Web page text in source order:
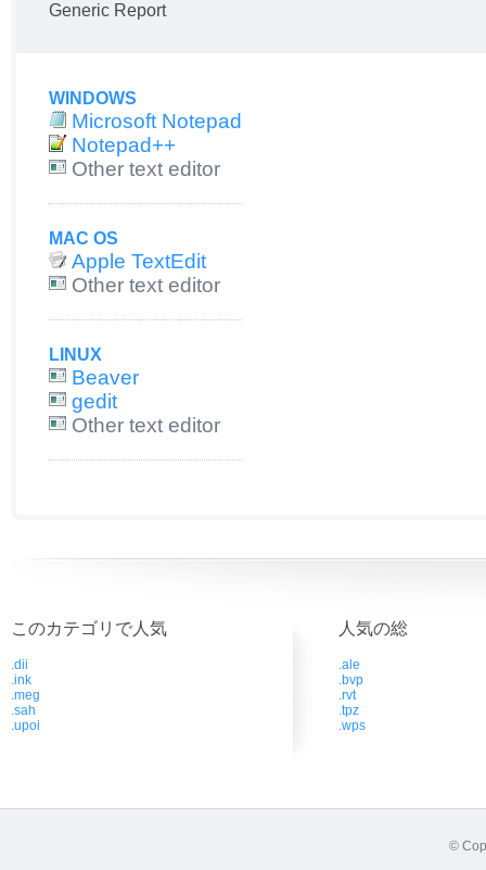
Generic Report
WINDOWS
Microsoft Notepad
Notepad++
Other text editor
MAC OS
Apple TextEdit
Other text editor
LINUX
Beaver
gedit
Other text editor
このカテゴリで人気
.dii
.ink
.meg
.sah
.upoi
人気の総
.ale
.bvp
.rvt
.tpz
.wps
©